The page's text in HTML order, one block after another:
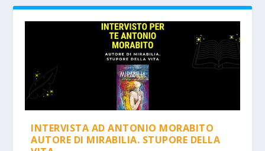
INTERVISTA AD ANTONIO MORABITO
AUTORE DI MIRABILIA. STUPORE DELLA